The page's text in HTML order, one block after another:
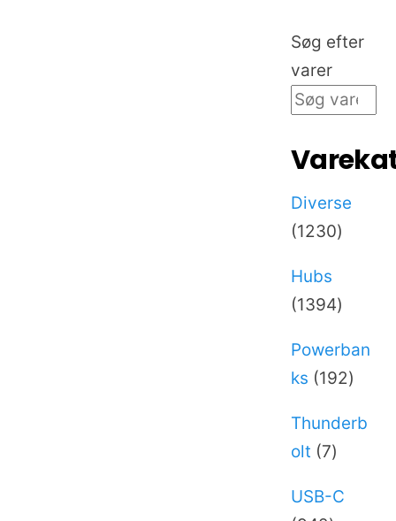
Søg efter
varer
Diverse
12301230
Hubs
13941394
Powerban
ks
192192
Thunderb
olt
77
USB-C